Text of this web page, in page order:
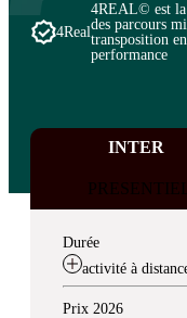
4Real
4REAL© est la
des parcours
transposition
performance
INTER
Durée
activité à
Prix 2026